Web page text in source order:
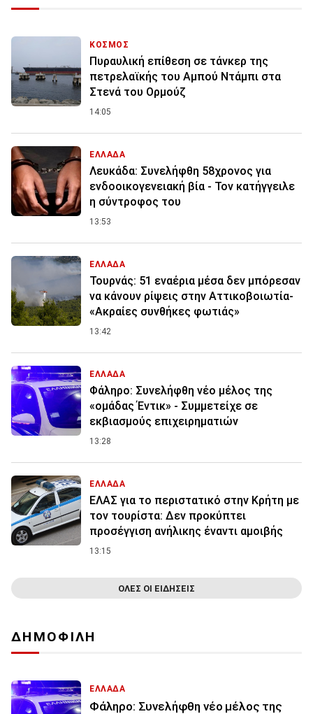
ΚΟΣΜΟΣ
Πυραυλική επίθεση σε τάνκερ της
πετρελαϊκής του Αμπού Ντάμπι στα
Στενά του Ορμούζ
14:05
ΕΛΛΑΔΑ
Λευκάδα: Συνελήφθη 58χρονος για
ενδοοικογενειακή βία - Τον κατήγγειλε
η σύντροφος του
13:53
ΕΛΛΑΔΑ
Τουρνάς: 51 εναέρια μέσα δεν μπόρεσαν
να κάνουν ρίψεις στην Αττικοβοιωτία-
«Ακραίες συνθήκες φωτιάς»
13:42
ΕΛΛΑΔΑ
Φάληρο: Συνελήφθη νέο μέλος της
«ομάδας Έντικ» - Συμμετείχε σε
εκβιασμούς επιχειρηματιών
13:28
ΕΛΛΑΔΑ
ΕΛΑΣ για το περιστατικό στην Κρήτη με
τον τουρίστα: Δεν προκύπτει
προσέγγιση ανήλικης έναντι αμοιβής
13:15
ΟΛΕΣ ΟΙ ΕΙΔΗΣΕΙΣ
ΔΗΜΟΦΙΛΗ
ΕΛΛΑΔΑ
Φάληρο: Συνελήφθη νέο μέλος της